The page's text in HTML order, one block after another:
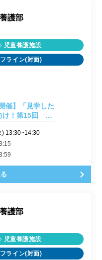
護部
児童養護施設
ライン(対面)
催】「見学した
け！第15回 施
) 13:30~14:30
護部
児童養護施設
ライン(対面)